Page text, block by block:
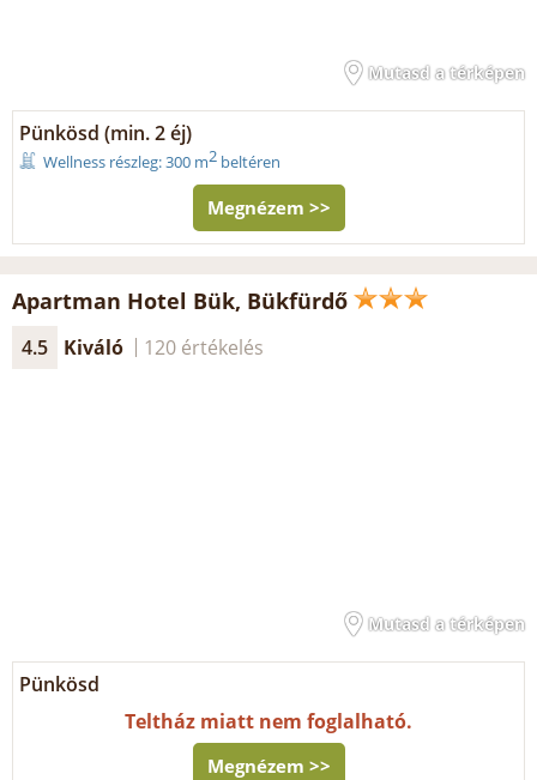
Mutasd a térképen
Pünkösd (min. 2 éj)
Wellness részleg: 300 m2 beltéren
Megnézem >>
Apartman Hotel Bük, Bükfürdő
4.5 Kiváló 120 értékelés
Mutasd a térképen
Pünkösd
Teltház miatt nem foglalható.
Megnézem >>